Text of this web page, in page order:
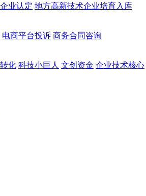
业认定 地方高新技术企业培育入库
电商平台投诉 商务合同咨询
化 科技小巨人 文创资金 企业技术核心